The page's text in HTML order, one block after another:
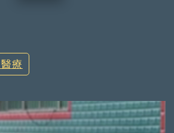
療